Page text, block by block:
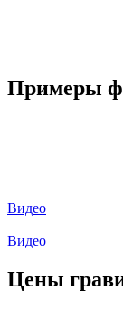
Примеры
Видео
Видео
Цены